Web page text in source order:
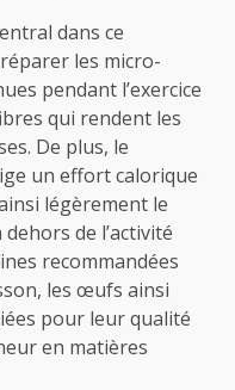
dans ce
les micro-
pendant l’exercice
qui rendent les
De plus, le
un effort calorique
légèrement le
de l’activité
recommandées
les œufs ainsi
pour leur qualité
en matières